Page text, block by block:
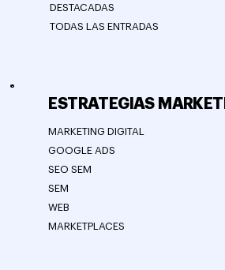
ESTRATEGIAS
MARKETING DIGITAL
GOOGLE ADS
SEO SEM
SEM
WEB
MARKETPLACES
DESTACADAS
TODAS LAS ENTRADAS